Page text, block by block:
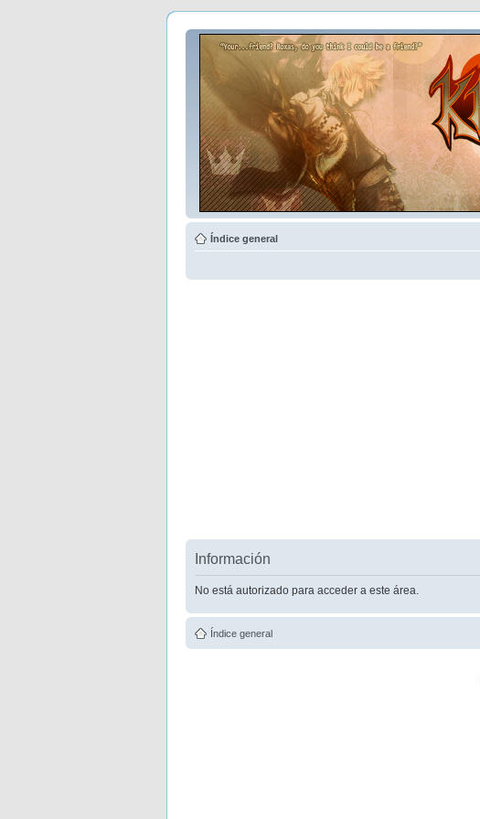
Índice general
Información
No está autorizado para acceder a este área.
Índice general